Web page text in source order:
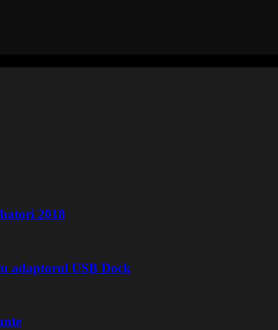
2018
adaptorul USB Dock